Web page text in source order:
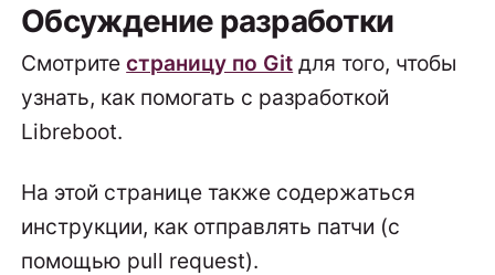
Обсуждение разработки
Смотритестраницу по Git для того, чтобы
узнать, как помогать с разработкой
Libreboot.
На этой странице также содержаться
инструкции, как отправлять патчи (с
помощью pull request).